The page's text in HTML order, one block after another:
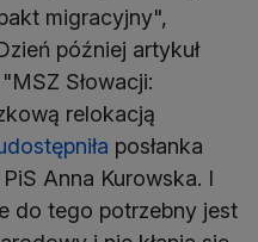
migracyjny",
później artykuł
Słowacji:
relokacją
posłanka
Anna Kurowska. I
do tego potrzebny jest